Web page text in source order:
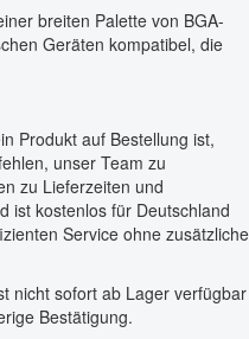
breiten Palette von BGA-
Geräten kompatibel, die
Produkt auf Bestellung ist,
unser Team zu
zu Lieferzeiten und
ist kostenlos für Deutschland
Service ohne zusätzliche
nicht sofort ab Lager verfügbar
Bestätigung.